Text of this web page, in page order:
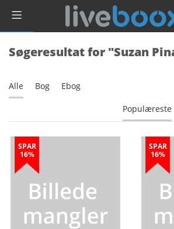
Søgeresultat for "Suzan
Alle Bog Ebog
Populæreste
SPAR
16%
SPAR
16%